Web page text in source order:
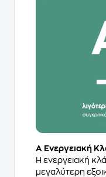
Α Ενεργειακή
Η ενεργειακή
μεγαλύτερη